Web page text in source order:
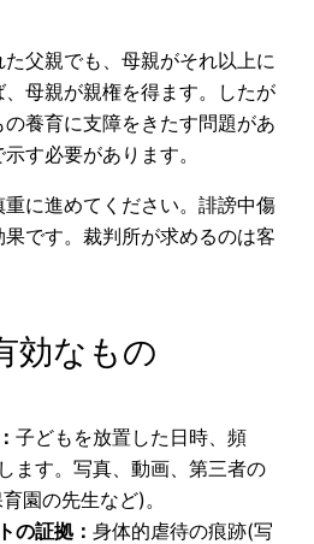
父親でも、母親がそれ以上に
母親が親権を得ます。したが
養育に支障をきたす問題があ
す必要があります。
に進めてください。誹謗中傷
です。裁判所が求めるのは客
効なもの
子どもを放置した日時、頻
ます。写真、動画、第三者の
園の先生など)。
の証拠： 身体的虐待の痕跡(写